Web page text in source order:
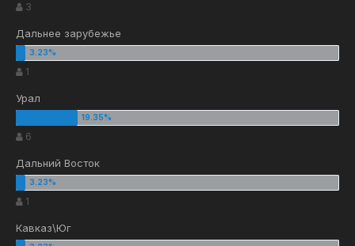
3
Дальнее зарубежье
1
Урал
6
Дальний Восток
1
Кавказ\Юг